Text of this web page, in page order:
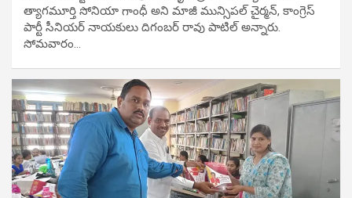
త్యాగమూర్తి సోనియా గాంధీ అని మాజీ మున్సిప‌ల్ చైర్మ‌న్, కాంగ్రెస్
పార్టీ సీనియ‌ర్ నాయ‌కులు దిగంబ‌ర్ రావు పాటిల్ అన్నారు.
సోమవారం…